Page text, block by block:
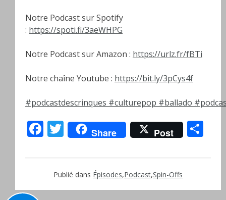
Notre Podcast sur Spotify
: https://spoti.fi/3aeWHPG
Notre Podcast sur Amazon : https://urlz.fr/fBTi
Notre chaîne Youtube : https://bit.ly/3pCys4f
#podcastdescrinques #culturepop #ballado
Facebook
Twitter
Share Post
Publié dans Épisodes,Podcast,Spin-Offs